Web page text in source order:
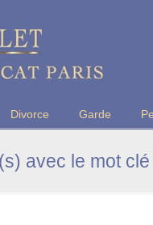
au Barreau de Paris
Divorce Garde
avec le mot clé